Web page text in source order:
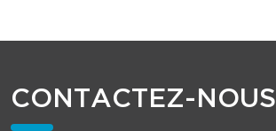
CONTACTEZ-NOUS